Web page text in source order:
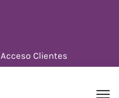
Acceso Clientes